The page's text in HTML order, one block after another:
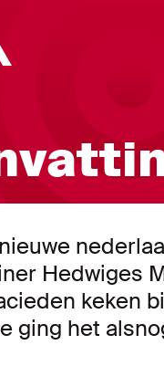
Hedwiges
keken
ging het